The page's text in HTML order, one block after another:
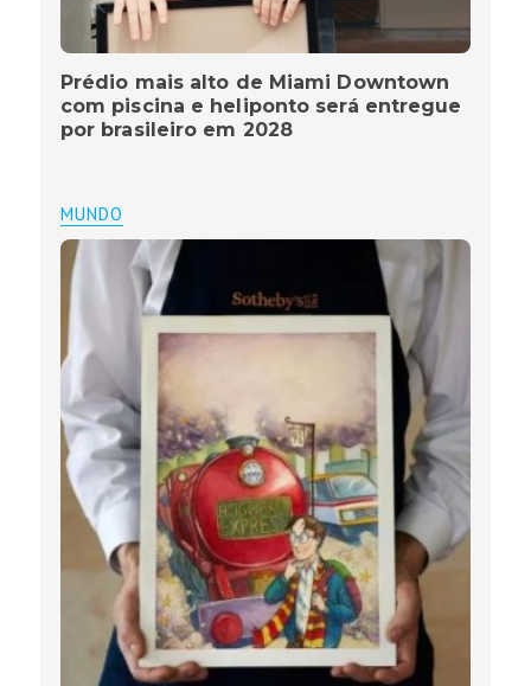
Prédio mais alto de Miami Downtown
com piscina e heliponto será entregue
por brasileiro em 2028
MUNDO